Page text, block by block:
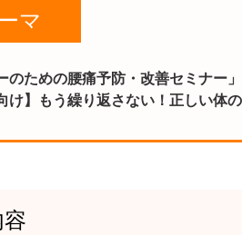
マ
のための腰痛予防・改善セミナー」
け】もう繰り返さない！正しい体